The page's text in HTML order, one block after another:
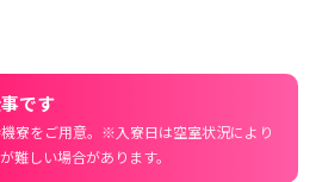
です
寮をご用意。※入寮日は空室状況により
難しい場合があります。